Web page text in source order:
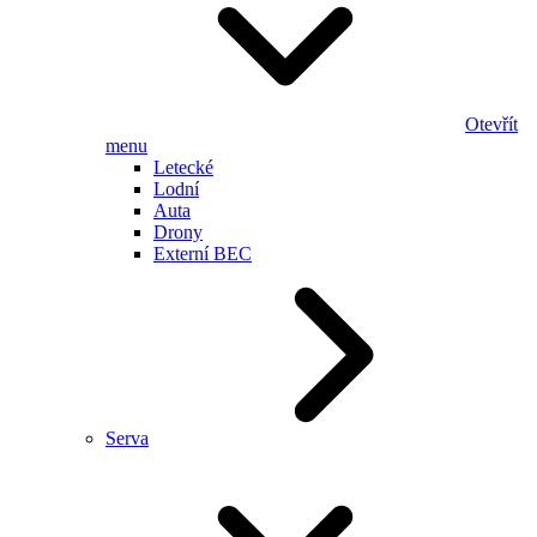
Otevřít
menu
Letecké
Lodní
Auta
Drony
Externí BEC
Serva